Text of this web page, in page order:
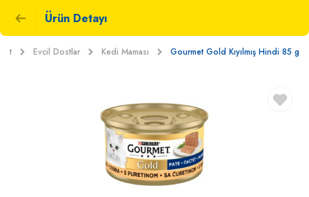
Ürün Detayı
Evcil Dostlar Kedi Maması Gourmet Gold Kıyılmış Hindi 85 g